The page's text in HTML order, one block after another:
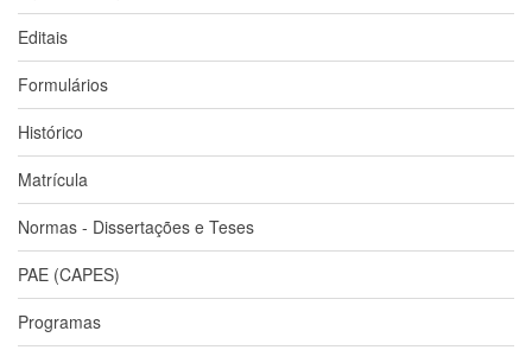
Auxílio
Pró-
Reitoria
PG
Comissão
de
Pós-
Defesas
Diplomas
Editais
Formulários
Histórico
Matrícula
Normas - Dissertações e Teses
PAE (CAPES)
Programas